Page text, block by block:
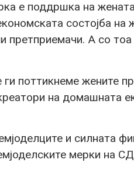
е поддршка на
состојба на
претприемачи. А со тоа
ги поттикнеме жените
на домашната
и силната
мерки на